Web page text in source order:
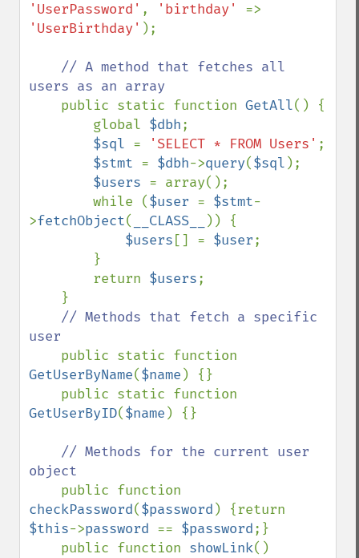
'UserPassword' , 'birthday'
'UserBirthday' );
// A method that fetches all
users as an array
public static function GetAll() {
        global
$dbh;
$sql = 'SELECT * FROM Users' ;
$stmt = $dbh->query($sql );
$users = array();
        while (
$user = $stmt-
>fetchObject( __CLASS__
)) {
$users [] = $user;
        return
$users;
// Methods that fetch a specific
user
GetUserByName($name ) {}
GetUserByID($name ) {}
// Methods for the current user
object
checkPassword($password
$this->password == $password;}
    public function
showLink()